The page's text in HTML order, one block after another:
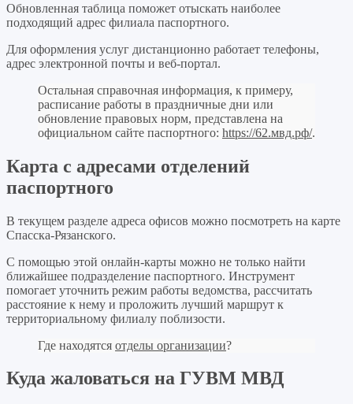
Обновленная таблица поможет отыскать наиболее
подходящий адрес филиала паспортного.
Для оформления услуг дистанционно работает телефоны,
адрес электронной почты и веб-портал.
Остальная справочная информация, к примеру,
расписание работы в праздничные дни или
обновление правовых норм, представлена на
официальном сайте паспортного: https://62.мвд.рф/.
Карта с адресами отделений
паспортного
В текущем разделе адреса офисов можно посмотреть на карте
Спасска-Рязанского.
С помощью этой онлайн-карты можно не только найти
ближайшее подразделение паспортного. Инструмент
помогает уточнить режим работы ведомства, рассчитать
расстояние к нему и проложить лучший маршрут к
территориальному филиалу поблизости.
Где находятся отделы организации?
Куда жаловаться на ГУВМ МВД